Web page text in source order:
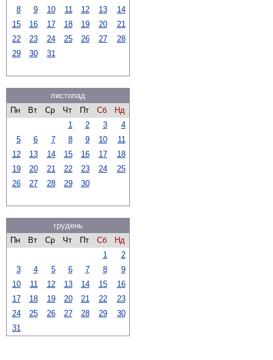
8
9 10 11 12 13
14
15
16 17 18 19 20
21
22
23 24 25 26 27
28
29
30 31
листопад
Пн
Вт Ср Чт Пт Сб
Нд
1
2 3
4
5
6 7 8 9 10
11
12
13 14 15 16 17
18
19
20 21 22 23 24
25
26
27 28 29 30
грудень
Пн
Вт Ср Чт Пт Сб
Нд
1
2
3
4 5 6 7 8
9
10
11 12 13 14 15
16
17
18 19 20 21 22
23
24
25 26 27 28 29
30
31